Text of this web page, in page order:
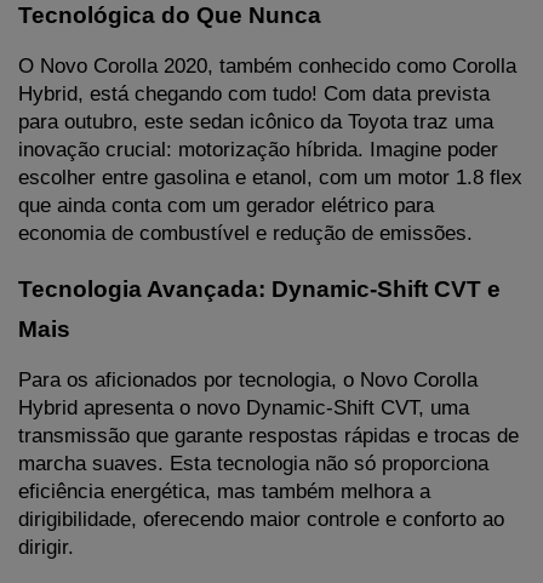
Tecnológica do Que Nunca
O Novo Corolla 2020, também conhecido como Corolla
Hybrid, está chegando com tudo! Com data prevista
para outubro, este sedan icônico da Toyota traz uma
inovação crucial: motorização híbrida. Imagine poder
escolher entre gasolina e etanol, com um motor 1.8 flex
que ainda conta com um gerador elétrico para
economia de combustível e redução de emissões.
Tecnologia Avançada: Dynamic-Shift CVT e
Mais
Para os aficionados por tecnologia, o Novo Corolla
Hybrid apresenta o novo Dynamic-Shift CVT, uma
transmissão que garante respostas rápidas e trocas de
marcha suaves. Esta tecnologia não só proporciona
eficiência energética, mas também melhora a
dirigibilidade, oferecendo maior controle e conforto ao
dirigir.